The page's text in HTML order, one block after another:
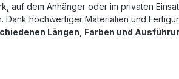
auf dem Anhänger oder im privaten
hochwertiger Materialien und
Längen, Farben und